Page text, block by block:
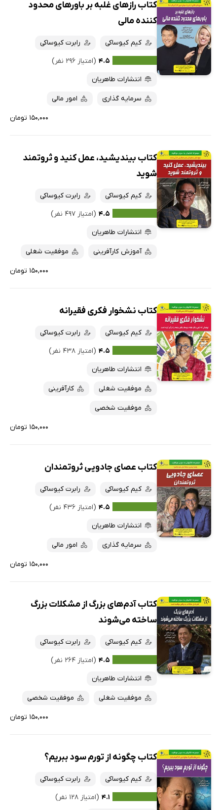
تازه‌ها
پرفروش‌ها
پربحث‌ها
ارزان ترین‌ها
همه کتاب‌ها
کتاب‌های صوتی
کتاب‌های متنی
کتاب رازهای غلبه بر باورهای محدود
کننده مالی
کیم کیوساکی
رابرت کیوساکی
۴.۵ (امتیاز ۲۹۶ نفر)
انتشارات طاهریان
سرمایه گذاری امور مالی
۱۵۰,۰۰۰ تومان
کتاب بیندیشید، عمل کنید و ثروتمند
شوید
کیم کیوساکی
رابرت کیوساکی
۴.۵ (امتیاز ۴۹۷ نفر)
انتشارات طاهریان
آموزش کارآفرینی موفقیت شغلی
۱۵۰,۰۰۰ تومان
کتاب نشخوار فکری فقیرانه
کیم کیوساکی
رابرت کیوساکی
۴.۵ (امتیاز ۴۳۸ نفر)
انتشارات طاهریان
موفقیت شغلی کارآفرینی
موفقیت شخصی
۱۵۰,۰۰۰ تومان
کتاب عصای جادویی ثروتمندان
کیم کیوساکی
رابرت کیوساکی
۴.۵ (امتیاز ۴۳۶ نفر)
انتشارات طاهریان
سرمایه گذاری امور مالی
۱۵۰,۰۰۰ تومان
کتاب آدم‌های بزرگ از مشکلات بزرگ
ساخته می‌شوند
کیم کیوساکی
رابرت کیوساکی
۴.۵ (امتیاز ۲۶۴ نفر)
انتشارات طاهریان
موفقیت شغلی موفقیت شخصی
۱۵۰,۰۰۰ تومان
کتاب چگونه از تورم سود ببریم؟
کیم کیوساکی
رابرت کیوساکی
۴.۱ (امتیاز ۱۲۸ نفر)